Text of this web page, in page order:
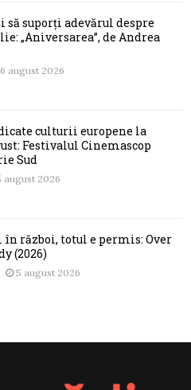
să suporți adevărul despre
„Aniversarea”, de Andrea
6 august 2026
culturii europene la
Festivalul Cinemascop
Sud
august 2026
în război, totul e permis: Over
(2026)
5 august 2026